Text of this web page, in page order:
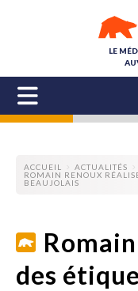
LE
ACCUEIL ACTUALITÉS
ROMAIN RENOUX
BEAUJOLAIS
des